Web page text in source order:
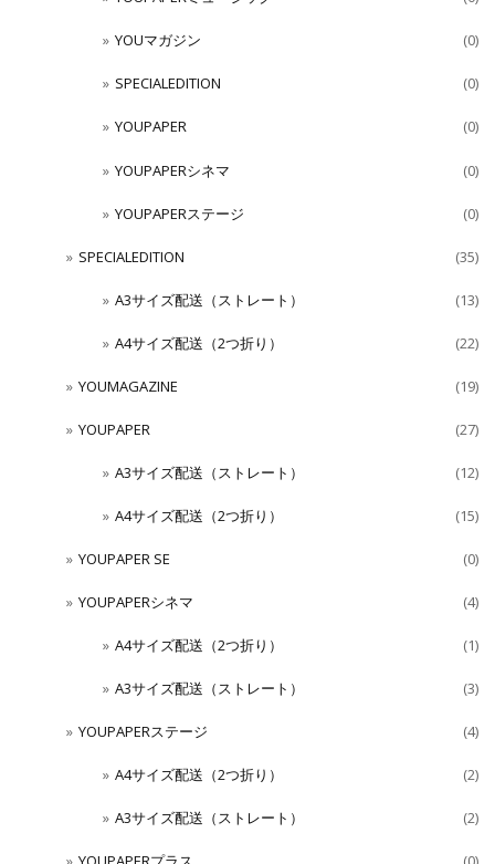
YOUマガジン (0)
SPECIALEDITION (0)
YOUPAPER (0)
YOUPAPERシネマ (0)
YOUPAPERステージ (0)
SPECIALEDITION (35)
A3サイズ配送（ストレート） (13)
A4サイズ配送（2つ折り） (22)
YOUMAGAZINE (19)
YOUPAPER (27)
A3サイズ配送（ストレート） (12)
A4サイズ配送（2つ折り） (15)
YOUPAPER SE (0)
YOUPAPERシネマ (4)
A4サイズ配送（2つ折り） (1)
A3サイズ配送（ストレート） (3)
YOUPAPERステージ (4)
A4サイズ配送（2つ折り） (2)
A3サイズ配送（ストレート） (2)